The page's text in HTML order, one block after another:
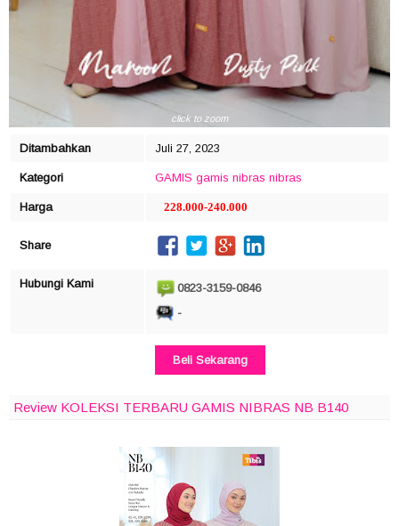
click to zoom
Ditambahkan Juli 27, 2023
Kategori GAMIS gamis nibras nibras
Harga 228.000-240.000
Share
Hubungi Kami
0823-3159-0846
-
Beli Sekarang
Review KOLEKSI TERBARU GAMIS NIBRAS NB B140